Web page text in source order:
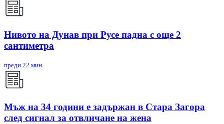
Нивото на Дунав при Русе падна с още 2
сантиметра
преди 22 мин
Мъж на 34 години е задържан в Стара Загора
след сигнал за отвличане на жена